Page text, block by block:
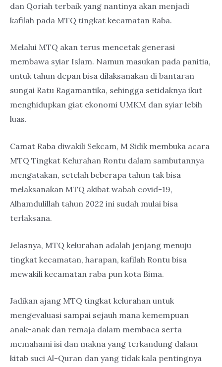
dan Qoriah terbaik yang nantinya akan menjadi
kafilah pada MTQ tingkat kecamatan Raba.
Melalui MTQ akan terus mencetak generasi
membawa syiar Islam. Namun masukan pada panitia,
untuk tahun depan bisa dilaksanakan di bantaran
sungai Ratu Ragamantika, sehingga setidaknya ikut
menghidupkan giat ekonomi UMKM dan syiar lebih
luas.
Camat Raba diwakili Sekcam, M Sidik membuka acara
MTQ Tingkat Kelurahan Rontu dalam sambutannya
mengatakan, setelah beberapa tahun tak bisa
melaksanakan MTQ akibat wabah covid-19,
Alhamdulillah tahun 2022 ini sudah mulai bisa
terlaksana.
Jelasnya, MTQ kelurahan adalah jenjang menuju
tingkat kecamatan, harapan, kafilah Rontu bisa
mewakili kecamatan raba pun kota Bima.
Jadikan ajang MTQ tingkat kelurahan untuk
mengevaluasi sampai sejauh mana kemempuan
anak-anak dan remaja dalam membaca serta
memahami isi dan makna yang terkandung dalam
kitab suci Al-Quran dan yang tidak kala pentingnya